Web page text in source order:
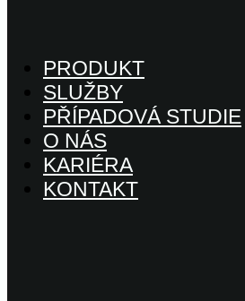
PRODUKT
SLUŽBY
PŘÍPADOVÁ STUDIE
O NÁS
KARIÉRA
KONTAKT